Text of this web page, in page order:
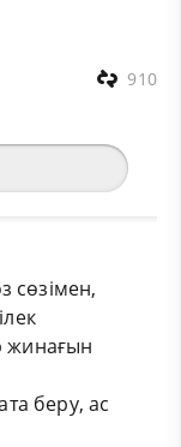
910
сөзімен,
жинағын
беру, ас